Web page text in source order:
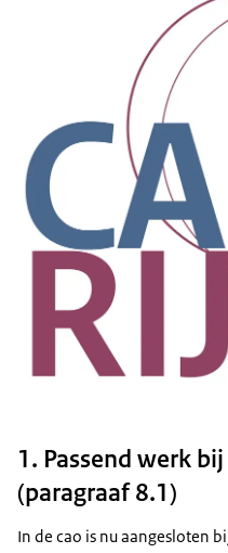
1. Passend werk
(paragraaf 8.1)
In de cao is nu aangesloten